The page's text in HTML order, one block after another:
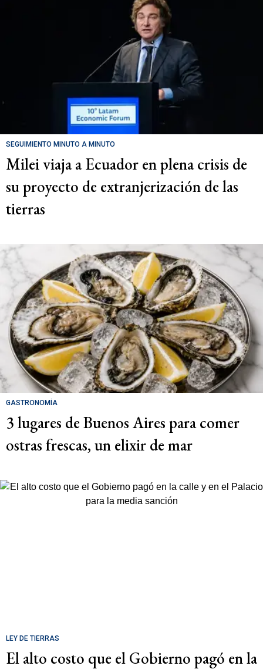
SEGUIMIENTO MINUTO A MINUTO
Milei viaja a Ecuador en plena crisis de
su proyecto de extranjerización de las
tierras
GASTRONOMÍA
3 lugares de Buenos Aires para comer
ostras frescas, un elixir de mar
LEY DE TIERRAS
El alto costo que el Gobierno pagó en la